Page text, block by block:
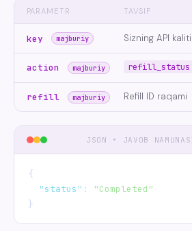
PARAMETR TAVSIF
key majburiy Sizning API
action majburiy refill_status
refill majburiy Refill ID raqami
JSON • JAVOB
{
"status" :
"Completed"
}